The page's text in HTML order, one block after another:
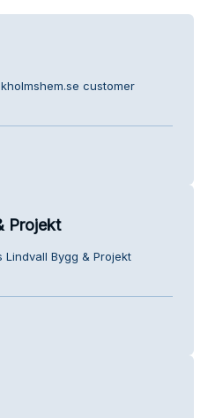
customer
Projekt
Bygg & Projekt